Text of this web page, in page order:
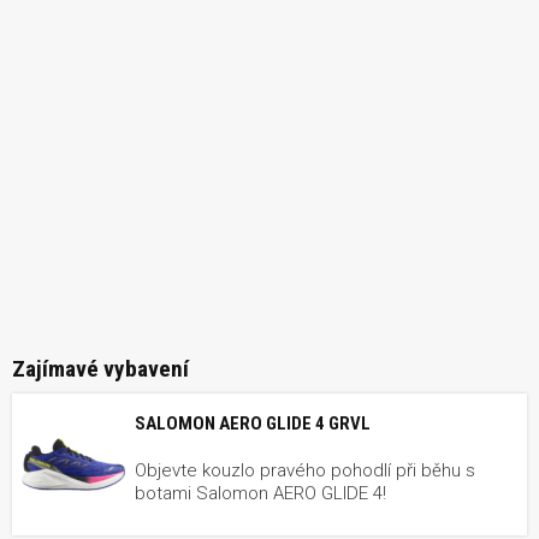
Zajímavé vybavení
SALOMON AERO GLIDE 4 GRVL
Objevte kouzlo pravého pohodlí při běhu s
botami Salomon AERO GLIDE 4!